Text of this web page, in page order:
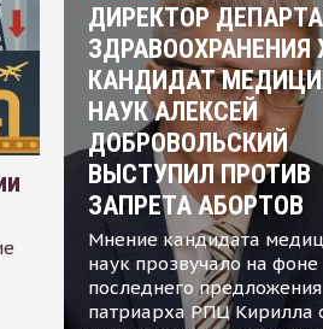
ДИРЕКТОР
ЗДРАВООХРАНЕНИЯ
КАНДИДАТ
НАУК АЛЕКСЕЙ
ДОБРОВОЛЬСКИЙ
ВЫСТУПИЛ ПРОТИВ
ЗАПРЕТА АБОРТОВ
Мнение кандидата
наук прозвучало на фоне
последнего предложения
патриарха РПЦ Кирилла